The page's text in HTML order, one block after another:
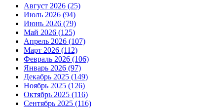
Август 2026 (25)
Июль 2026 (94)
Июнь 2026 (79)
Май 2026 (125)
Апрель 2026 (107)
Март 2026 (112)
Февраль 2026 (106)
Январь 2026 (97)
Декабрь 2025 (149)
Ноябрь 2025 (126)
Октябрь 2025 (116)
Сентябрь 2025 (116)